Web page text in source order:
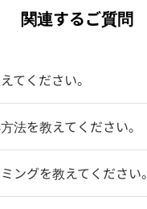
関連するご質問
てください。
法を教えてください。
ングを教えてください。